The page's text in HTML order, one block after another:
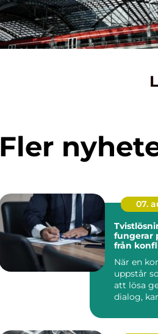
Fler
07.
fungerar
från
När en
uppstår
att lösa
dialog,
tidskräva...